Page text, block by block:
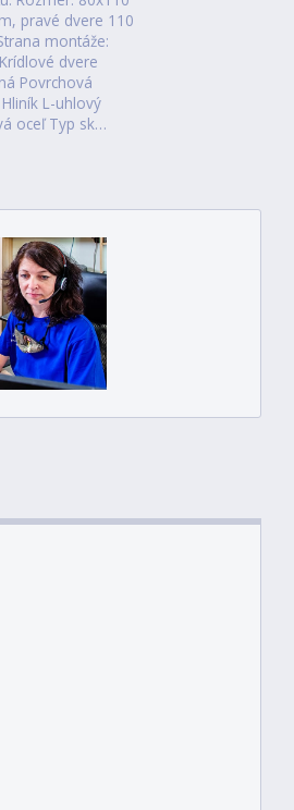
pravé dvere 110
montáže:
dvere
Povrchová
L-uhlový
oceľ Typ sk…